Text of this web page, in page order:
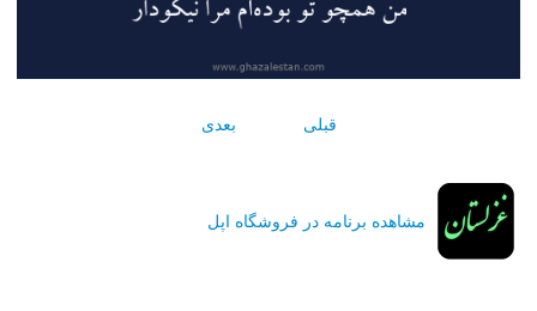
قبلی بعدی
مشاهده برنامه در فروشگاه اپل